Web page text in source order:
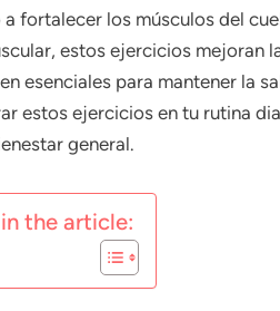
a fortalecer los músculos del
estos ejercicios mejoran
esenciales para mantener la
estos ejercicios en tu rutina
general.
the article: